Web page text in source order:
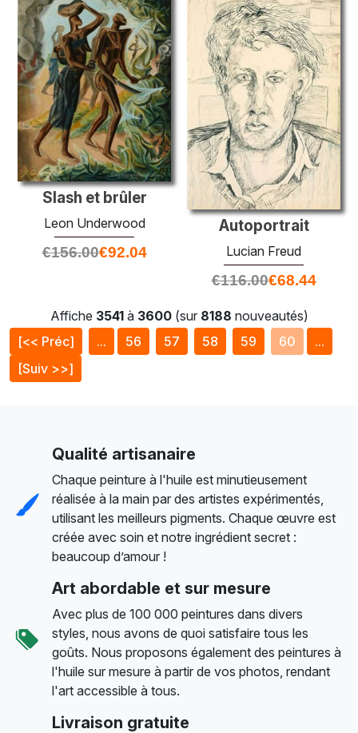
Autoportrait
Lucian Freud
€116.00€68.44
Slash et brûler
Leon Underwood
€156.00€92.04
Affiche 3541à 3600(sur 8188 nouveautés)
[<< Préc]
... 56 57 58 59 60
...
[Suiv >>]
Qualité artisanaire
Chaque peinture à l'huile est minutieusement
réalisée à la main par des artistes expérimentés,
utilisant les meilleurs pigments. Chaque œuvre est
créée avec soin et notre ingrédient secret :
beaucoup d’amour !
Art abordable et sur mesure
Avec plus de 100 000 peintures dans divers
styles, nous avons de quoi satisfaire tous les
goûts. Nous proposons également des peintures à
l'huile sur mesure à partir de vos photos, rendant
l'art accessible à tous.
Livraison gratuite